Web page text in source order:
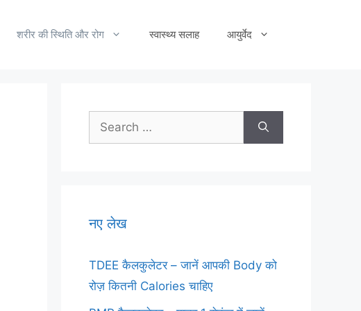
शरीर की स्थिति और रोग स्वास्थ्य सलाह आयुर्वेद
Search
for:
नए लेख
TDEE कैलकुलेटर – जानें आपकी Body को
रोज़ कितनी Calories चाहिए